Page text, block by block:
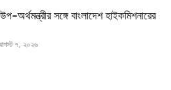
অর্থমন্ত্রীর সঙ্গে বাংলাদেশ হাইকমিশনারের
৭, ২০২৬